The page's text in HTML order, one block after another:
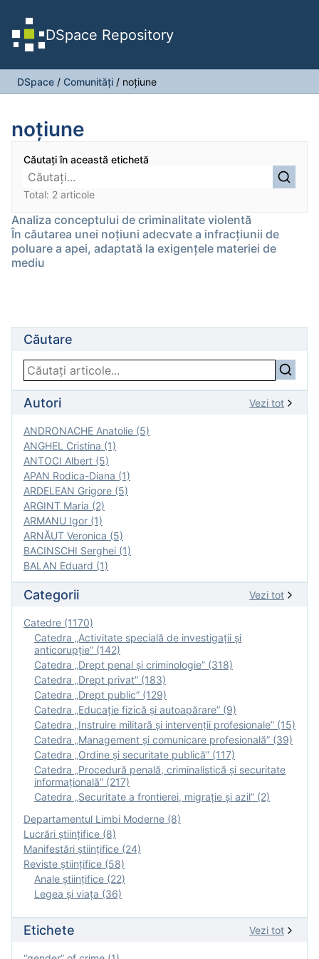
DSpace Repository
DSpace / Comunități / noțiune
noțiune
Căutați în această etichetă
Total: 2 articole
Analiza conceptului de criminalitate violentă
În căutarea unei noțiuni adecvate a infracțiunii de
poluare a apei, adaptată la exigențele materiei de
mediu
Căutare
Autori Vezi tot
ANDRONACHE Anatolie (5)
ANGHEL Cristina (1)
ANTOCI Albert (5)
APAN Rodica-Diana (1)
ARDELEAN Grigore (5)
ARGINT Maria (2)
ARMANU Igor (1)
ARNĂUT Veronica (5)
BACINSCHI Serghei (1)
BALAN Eduard (1)
Categorii Vezi tot
Catedre (1170)
Catedra „Activitate specială de investigaţii şi
anticorupție” (142)
Catedra „Drept penal și criminologie” (318)
Catedra „Drept privat” (183)
Catedra „Drept public” (129)
Catedra „Educație fizică şi autoapărare” (9)
Catedra „Instruire militară şi intervenţii profesionale” (15)
Catedra „Management și comunicare profesională” (39)
Catedra „Ordine și securitate publică” (117)
Catedra „Procedură penală, criminalistică și securitate
informațională” (217)
Catedra „Securitate a frontierei, migrație și azil” (2)
Departamentul Limbi Moderne (8)
Lucrări științifice (8)
Manifestări ştiinţifice (24)
Reviste ştiinţifice (58)
Anale ştiinţifice (22)
Legea şi viaţa (36)
Etichete Vezi tot